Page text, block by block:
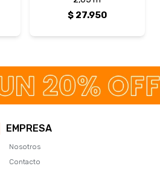
$ 27.950
EMPRESA
Nosotros
Contacto